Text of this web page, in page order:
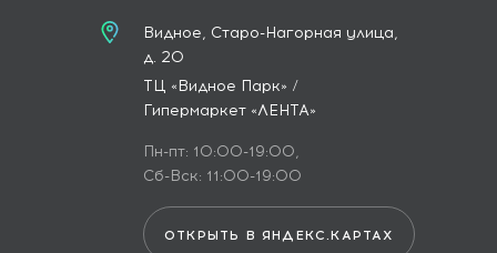
Видное, Старо-Нагорная улица,
д. 20
ТЦ «Видное Парк» /
Гипермаркет «ЛЕНТА»
Пн-пт: 10:00-19:00,
Сб-Вск: 11:00-19:00
ОТКРЫТЬ В ЯНДЕКС.КАРТАХ